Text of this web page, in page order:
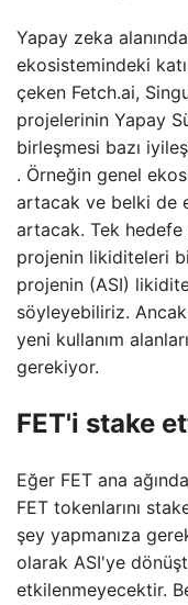
Yapay zeka
ekosistemindeki
çeken Fetch.ai,
projelerinin Yapay
birleşmesi bazı
. Örneğin genel
artacak ve belki de
artacak. Tek hedefe
projenin likiditeleri
projenin (ASI)
söyleyebiliriz.
yeni kullanım
gerekiyor.
FET'i stake
Eğer FET ana
FET tokenlarını
şey yapmanıza
olarak ASI'ye
etkilenmeyecektir.